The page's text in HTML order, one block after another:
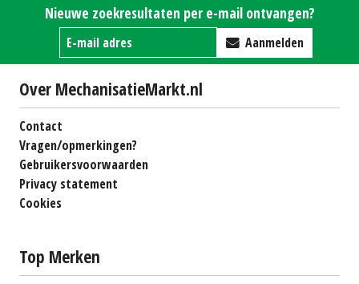
Nieuwe zoekresultaten per e-mail ontvangen?
Aanmelden
Over MechanisatieMarkt.nl
Contact
Vragen/opmerkingen?
Gebruikersvoorwaarden
Privacy statement
Cookies
Top Merken